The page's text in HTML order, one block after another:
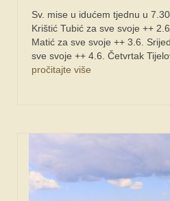
Sv. mise u idućem tjednu u
Krištić Tubić za sve svoje ++
Matić za sve svoje ++ 3.6.
sve svoje ++ 4.6. Četvrtak
pročitajte više